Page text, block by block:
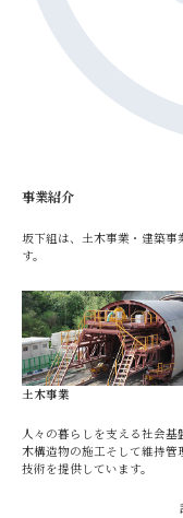
事業紹介
坂下組は、土木事業・建築事
す。
土木事業
人々の暮らしを支える社会基
木構造物の施工そして維持管
技術を提供しています。